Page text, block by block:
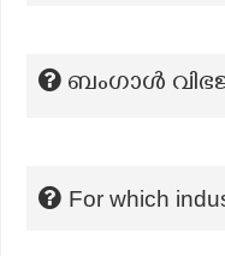
ബംഗാൾ
For which